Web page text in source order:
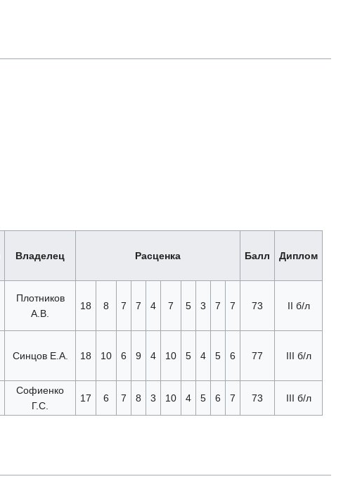
Владелец Расценка Балл Диплом
Плотников
А.В.
18 8 7 7 4 7 5 3 7 7 73 II б/л
Синцов Е.А. 18 10 6 9 4 10 5 4 5 6 77 III б/л
Софиенко
Г.С.
17 6 7 8 3 10 4 5 6 7 73 III б/л